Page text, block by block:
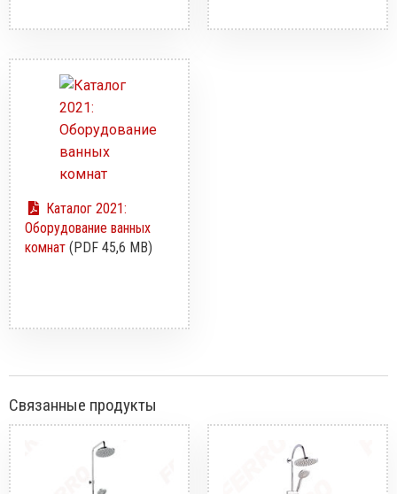
Каталог 2021:
Оборудование ванных
комнат (PDF 45,6 MB)
Связанные продукты